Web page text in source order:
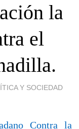
la
el
Y SOCIEDAD
Contra la